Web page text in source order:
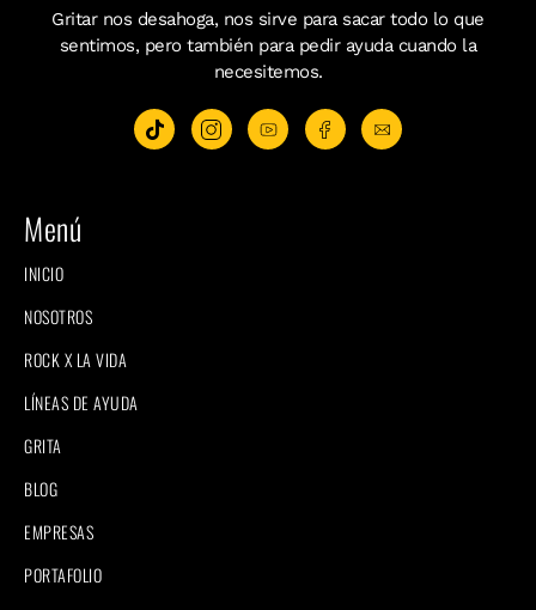
Gritar nos desahoga, nos sirve para sacar todo lo que
sentimos, pero también para pedir ayuda cuando la
necesitemos.
Menú
INICIO
NOSOTROS
ROCK X LA VIDA
LÍNEAS DE AYUDA
GRITA
BLOG
EMPRESAS
PORTAFOLIO